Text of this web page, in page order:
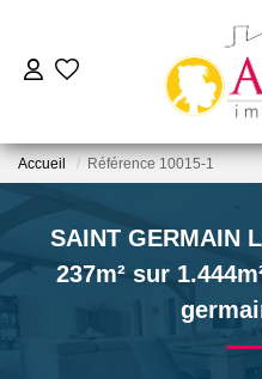
BIENS
Accueil Référence 10015-1
SAINT GERMAIN
237m² sur